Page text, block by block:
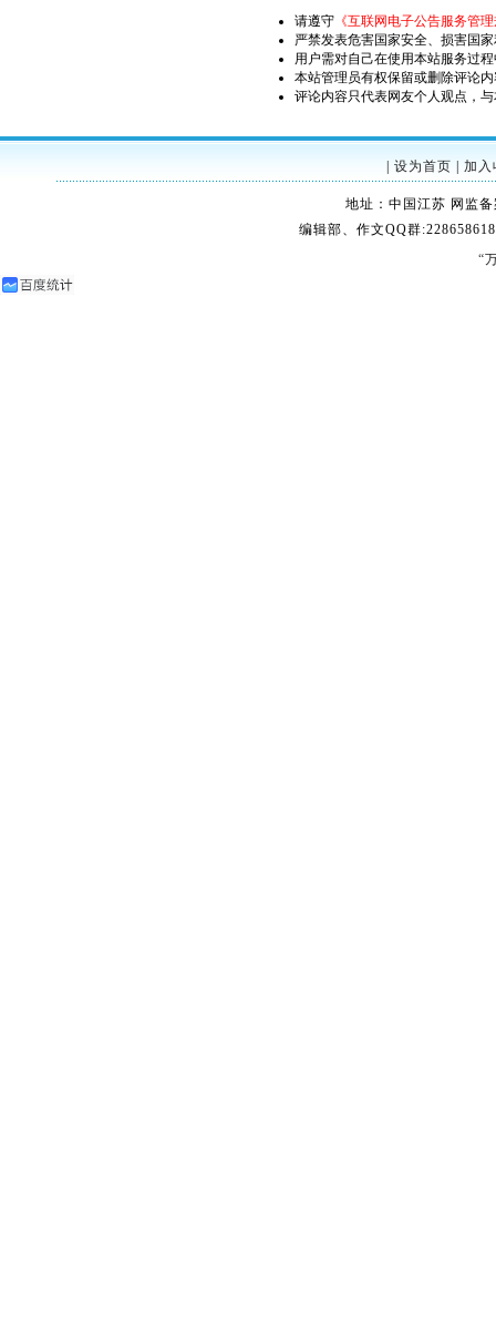
请遵守 《互联网电子公告服务管
严禁发表危害国家安全、损害国
用户需对自己在使用本站服务过
本站管理员有权保留或删除评论
评论内容只代表网友个人观点，
设为首页 加入
地址：中国江苏 网监
编辑部、作文QQ群
“